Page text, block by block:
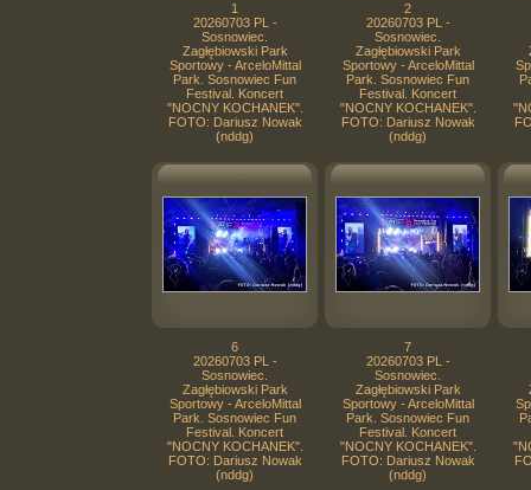
1
20260703 PL -
Sosnowiec.
Zagłębiowski Park
Sportowy - ArceloMittal
Park. Sosnowiec Fun
Festival. Koncert
"NOCNY KOCHANEK".
FOTO: Dariusz Nowak
(nddg)
2
20260703 PL -
Sosnowiec.
Zagłębiowski Park
Sportowy - ArceloMittal
Park. Sosnowiec Fun
Festival. Koncert
"NOCNY KOCHANEK".
FOTO: Dariusz Nowak
(nddg)
6
20260703 PL -
Sosnowiec.
Zagłębiowski Park
Sportowy - ArceloMittal
Park. Sosnowiec Fun
Festival. Koncert
"NOCNY KOCHANEK".
FOTO: Dariusz Nowak
(nddg)
7
20260703 PL -
Sosnowiec.
Zagłębiowski Park
Sportowy - ArceloMittal
Park. Sosnowiec Fun
Festival. Koncert
"NOCNY KOCHANEK".
FOTO: Dariusz Nowak
(nddg)